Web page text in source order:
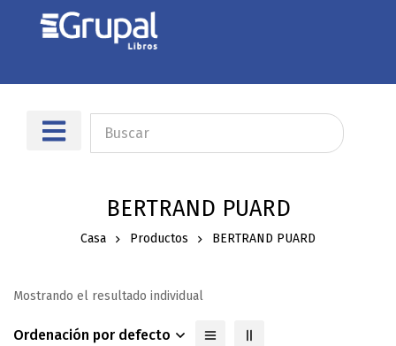
BERTRAND PUARD
Casa Productos BERTRAND PUARD
Mostrando el resultado individual
Ordenación por defecto